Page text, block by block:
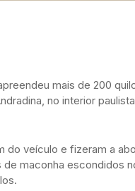
mais de 200
no interior
do veículo e fizeram a
maconha escondidos